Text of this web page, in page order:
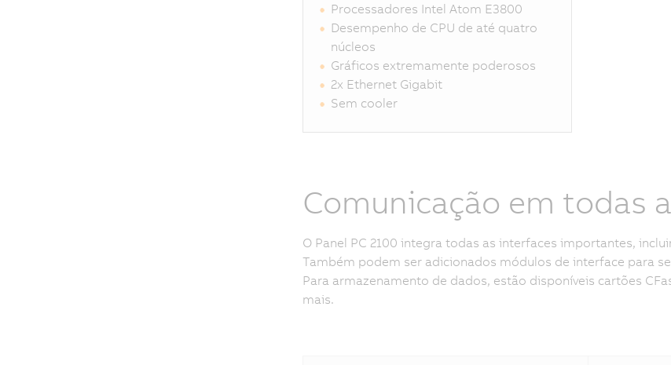
Processadores Intel Atom E3800
Desempenho de CPU de até quatro
núcleos
Gráficos extremamente poderosos
2x Ethernet Gigabit
Sem cooler
Comunicação em todas
O Panel PC 2100 integra todas as interfaces importantes,
Também podem ser adicionados módulos de interface para
Para armazenamento de dados, estão disponíveis cartões
mais.